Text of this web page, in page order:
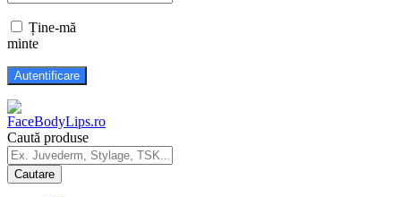
Ține-mă
minte
Caută produse